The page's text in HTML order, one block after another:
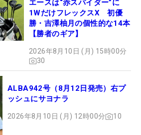
エースは“赤スパイダー”に
1WだけフレックスX 初優
勝・吉澤柚月の個性的な14本
【勝者のギア】
2026年8月10日 (月) 15時00分
30
ALBA942号（8月12日発売）右プ
ッシュにサヨナラ
2026年8月10日 (月) 12時00分 10